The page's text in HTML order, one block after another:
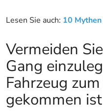
Lesen Sie auch: 10
Vermeiden
Gang
Fahrzeug
gekommen ist